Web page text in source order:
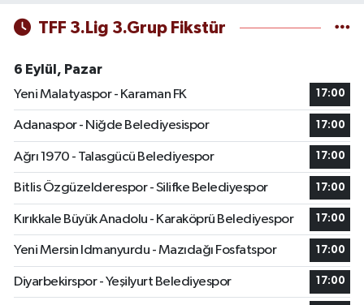
TFF 3.Lig 3.Grup Fikstür
6 Eylül, Pazar
Yeni Malatyaspor - Karaman FK
17:00
Adanaspor - Niğde Belediyesispor 17:00
Ağrı 1970 - Talasgücü Belediyespor 17:00
Bitlis Özgüzelderespor - Silifke Belediyespor 17:00
Kırıkkale Büyük Anadolu - Karaköprü Belediyespor 17:00
Yeni Mersin Idmanyurdu - Mazıdağı Fosfatspor 17:00
Diyarbekirspor - Yeşilyurt Belediyespor 17:00